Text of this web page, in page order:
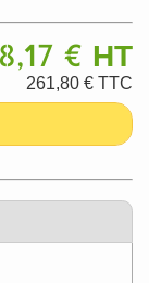
€ HT
261,80 € TTC